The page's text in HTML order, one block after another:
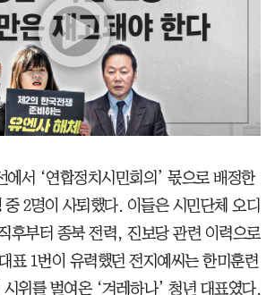
에서 ‘연합정치시민회의’ 몫으로 배정한
2명이 사퇴했다. 이들은 시민단체 오디
후부터 종북 전력, 진보당 관련 이력으로
표 1번이 유력했던 전지예씨는 한미훈련
위를 벌여온 ‘겨레하나’ 청년 대표였다.